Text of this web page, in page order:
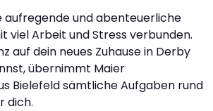
aufregende und abenteuerliche
viel Arbeit und Stress verbunden.
auf dein neues Zuhause in Derby
übernimmt Maier
Bielefeld sämtliche Aufgaben rund
dich.